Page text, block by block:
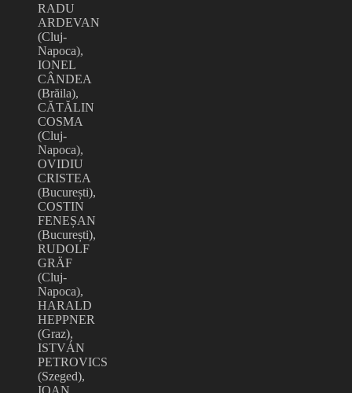
RADU
ARDEVAN
(Cluj-
Napoca),
IONEL
CÂNDEA
(Brăila),
CĂTĂLIN
COSMA
(Cluj-
Napoca),
OVIDIU
CRISTEA
(București),
COSTIN
FENEȘAN
(București),
RUDOLF
GRÄF
(Cluj-
Napoca),
HARALD
HEPPNER
(Graz),
ISTVÁN
PETROVICS
(Szeged),
IOAN